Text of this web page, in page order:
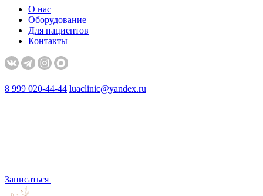
О нас
Оборудование
Для пациентов
Контакты
8 999 020-44-44 luaclinic@yandex.ru
Записаться